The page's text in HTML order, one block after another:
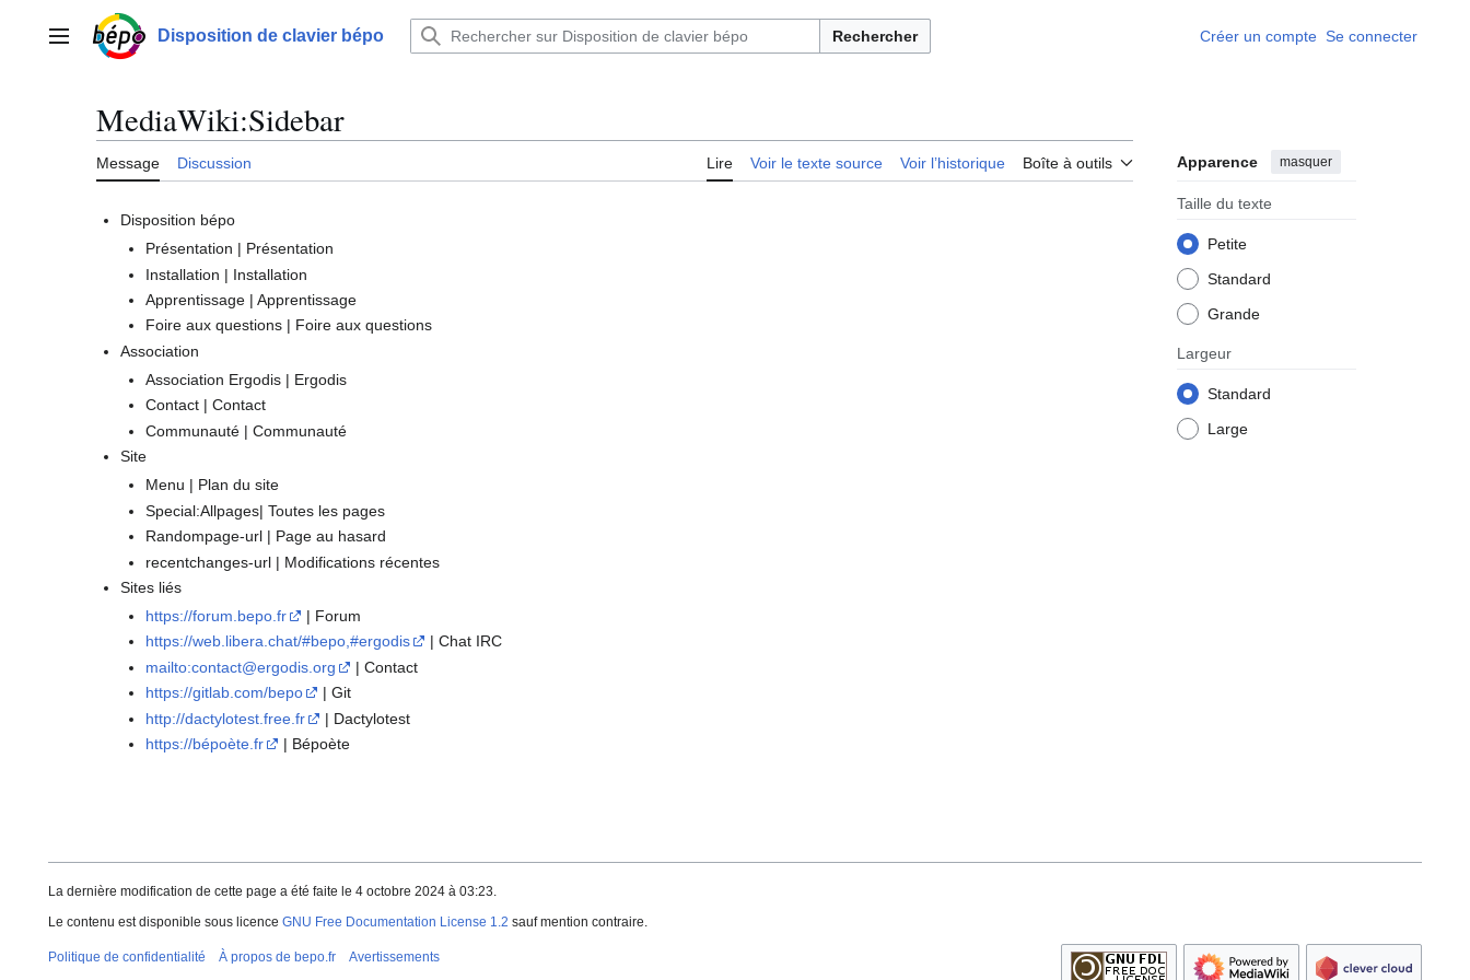
contenuMenu principalDisposition de clavier bépo Rechercher Créer un compte Se connecter
MediaWiki:Sidebar
Message Discussion Lire Voir le texte source Voir l’historique Boîte à outils Apparence masquer
Taille du texte
Petite
Standard
Grande
Largeur
Standard
Large
Disposition bépo
Présentation | Présentation
Installation | Installation
Apprentissage | Apprentissage
Foire aux questions | Foire aux questions
Association
Association Ergodis | Ergodis
Contact | Contact
Communauté | Communauté
Site
Menu | Plan du site
Special:Allpages| Toutes les pages
Randompage-url | Page au hasard
recentchanges-url | Modifications récentes
Sites liés
https://forum.bepo.fr
| Forum
https://web.libera.chat/#bepo,#ergodis
| Chat IRC
mailto:contact@ergodis.org
| Contact
https://gitlab.com/bepo
| Git
http://dactylotest.free.fr
| Dactylotest
https://bépoète.fr
| Bépoète
La dernière modification de cette page a été faite le 4 octobre 2024 à 03:23.
Le contenu est disponible sous licence GNU Free Documentation License 1.2 sauf mention contraire.
Politique de confidentialité À propos de bepo.fr Avertissements